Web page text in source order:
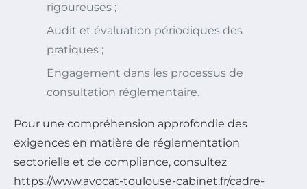
rigoureuses ;
Audit et évaluation périodiques des
pratiques ;
Engagement dans les processus de
consultation réglementaire.
Pour une compréhension approfondie des
exigences en matière de réglementation
sectorielle et de compliance, consultez
https://www.avocat-toulouse-cabinet.fr/cadre-